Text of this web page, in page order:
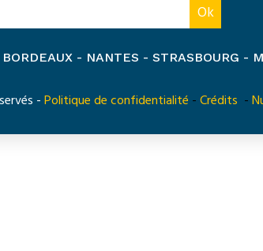
- NANTES - STRASBOURG -
- Politique de confidentialité - Crédits -